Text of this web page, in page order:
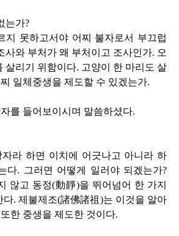
는가?
지 못하고서야 어찌 불자로서 부끄럽
사와 부처가 왜 부처이고 조사인가. 오
살리기 위함이다. 고양이 한 마리도 살
일체중생을 제도할 수 있겠는가.
를 들어보이시며 말씀하셨다.
자라 하면 이치에 어긋나고 아니라 하
다. 그러면 어떻게 일러야 되겠는가?
않고 동정(動靜)을 뛰어넘어 한 가지
다. 제불제조(諸佛諸祖 )는 이것을 알아
한 중생을 제도한 것이다.